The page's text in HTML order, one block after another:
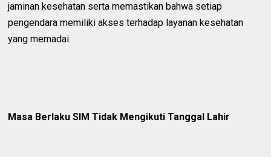
jaminan kesehatan serta memastikan bahwa setiap
pengendara memiliki akses terhadap layanan kesehatan
yang memadai.
Masa Berlaku SIM Tidak Mengikuti Tanggal Lahir